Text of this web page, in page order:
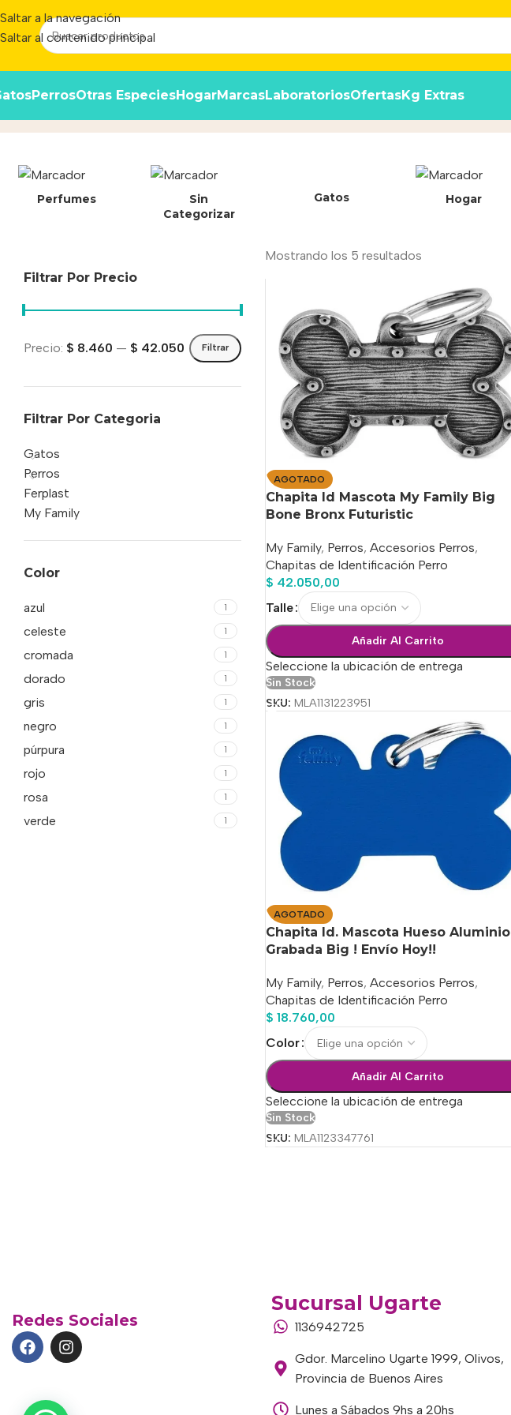
Saltar a la navegación
Saltar al contenido principal
PerrosOtras EspeciesHogarMarcasLaboratoriosOfertasKg Extras
Perfumes
Sin
Categorizar
Gatos Hogar
Filtrar Por Precio
Filtrar
Precio: $ 8.460 — $ 42.050
Filtrar Por Categoria
Gatos
Perros
Ferplast
My Family
Color
azul 1
celeste 1
cromada 1
dorado 1
gris 1
negro 1
púrpura 1
rojo 1
rosa 1
verde 1
Mostrando los 5 resultados
AGOTADO
Chapita Id Mascota My Family Big
Bone Bronx Futuristic
My Family, Perros, Accesorios Perros,
Chapitas de Identificación Perro
$ 42.050,00
Talle
Añadir Al Carrito
Seleccione la ubicación de entrega
Sin Stock
SKU: MLA1131223951
AGOTADO
Chapita Id. Mascota Hueso Aluminio
Grabada Big ! Envío Hoy!!
My Family, Perros, Accesorios Perros,
Chapitas de Identificación Perro
$ 18.760,00
Color
Añadir Al Carrito
Seleccione la ubicación de entrega
Sin Stock
SKU: MLA1123347761
Redes Sociales
Sucursal Ugarte
1136942725
Gdor. Marcelino Ugarte 1999, Olivos,
Provincia de Buenos Aires
Lunes a Sábados 9hs a 20hs